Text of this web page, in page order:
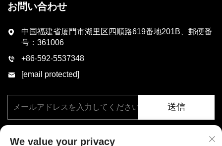
お問い合わせ
中国福建省厦門市湖里区四順路619番地201B、郵便番
号：361006
+86-592-5537348
[email protected]
送信
We value your privacy